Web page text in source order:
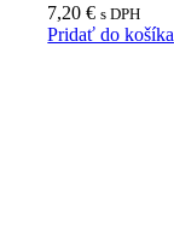
7,20€ s DPH
Pridať do košíka